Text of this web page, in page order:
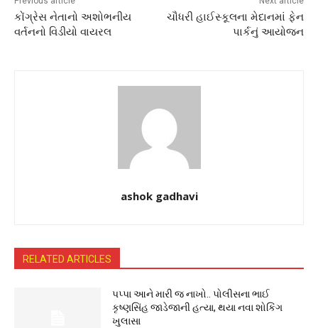
કોંગ્રેસ નેતાનો અશોભનીય
વર્તનનો વિડીયો વાયરલ
ચૌધરી હાઈસ્કૂલના મેદાનમાં ફેન
પાર્કનું આયોજન
ashok gadhavi
RELATED ARTICLES
પપ્પા આને મારી જ નાખો.. પોલીસના ભાઈ
કૃષ્ણસિંહ જાડેજાની હત્યા, થયા નવા શોકિંગ
ખુલાસા